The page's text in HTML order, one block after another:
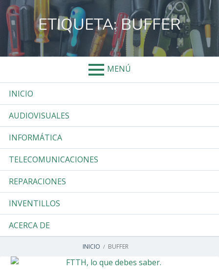
Salta
contenidoETIQUETA:BUFFER
MENÚ
Menú
Primario
INICIO
AUDIOVISUALES
INFORMÁTICA
TELECOMUNICACIONES
REPARACIONES
INVENTILLOS
ACERCA DE
DE
INICIO BUFFER